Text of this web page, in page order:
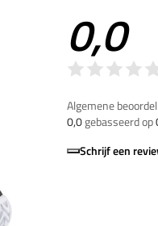
0,0
Algemene
0,0gebasseerd op
Schrijf een